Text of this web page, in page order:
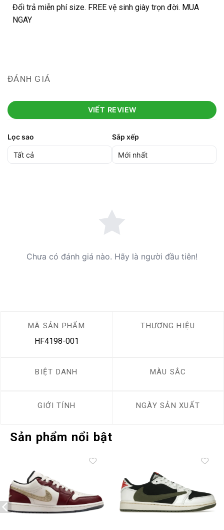
Đổi trả miễn phí size. FREE vệ sinh giày trọn đời. MUA
NGAY
ĐÁNH GIÁ
VIẾT REVIEW
Lọc sao Sắp xếp
Chưa có đánh giá nào. Hãy là người đầu tiên!
MÃ SẢN PHẨM
HF4198-001
THƯƠNG HIỆU
BIỆT DANH MÀU SẮC
GIỚI TÍNH NGÀY SẢN XUẤT
Sản phẩm nổi bật
Add to
wishlist
Add to
wishlist